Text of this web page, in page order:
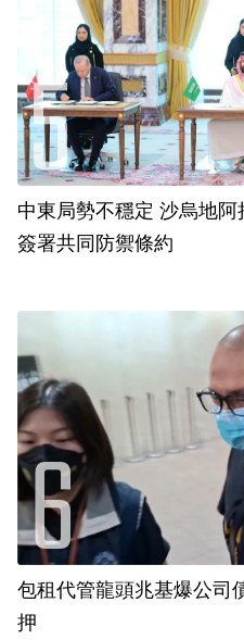
中東局勢不穩定 沙烏地
簽署共同防禦條約
包租代管龍頭兆基爆公司
押